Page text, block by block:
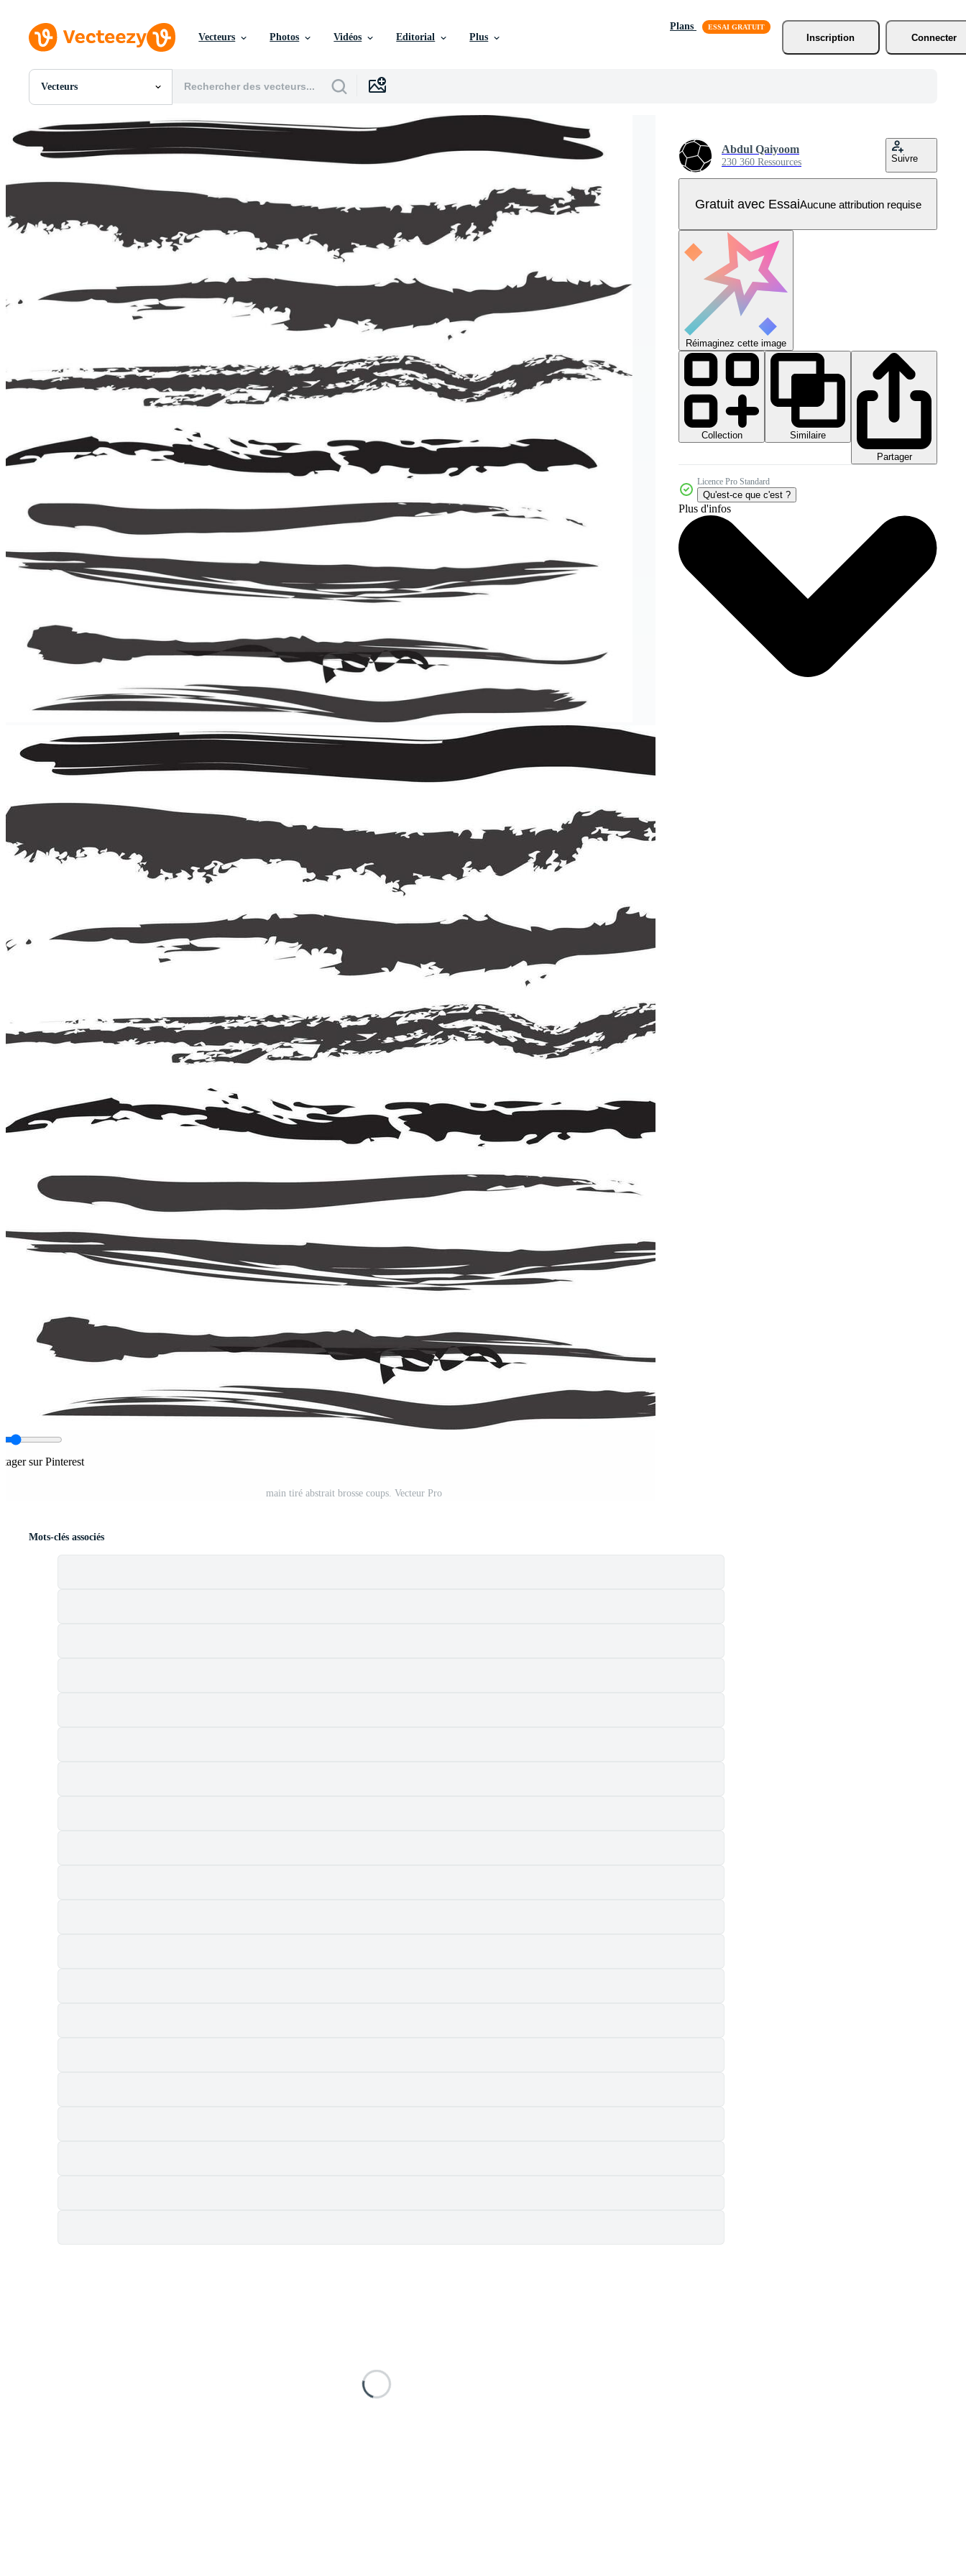
Vecteurs Photos Vidéos Editorial Plus
Plans
Inscription
Connecter
Vecteurs
Toutes Images
Photos
PSDs
Modèles
Motion graphics
Images Éditoriales
Événements Éditoriaux
sur Pinterest
main tiré abstrait brosse coups. Vecteur Pro
Abdul Qaiyoom
230 360 Ressources Suivre
Gratuit avec EssaiAucune attribution requise
Réimaginez cette image
Collection
Similaire
Partager
Licence Pro Standard
Qu'est-ce que c'est ?
Plus d'infos
Mots-clés associés